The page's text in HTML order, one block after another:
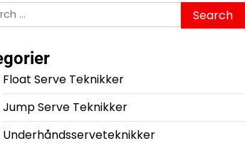
Float Serve Teknikker
Jump Serve Teknikker
Underhåndsserveteknikker